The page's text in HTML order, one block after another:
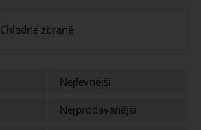
Chladné zbraně
Nejlevnější
Nejprodávanější